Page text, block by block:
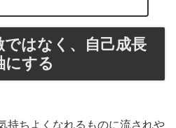
はなく、自己成長
にする
持ちよくなれるものに流されや